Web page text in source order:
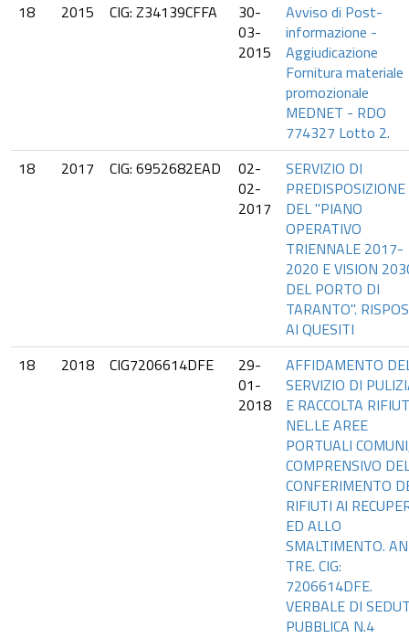
18
2015 CIG: Z34139CFFA
30-
03-
2015
Avviso di Post-
informazione -
Aggiudicazione
Fornitura materiale
promozionale
MEDNET - RDO
774327 Lotto 2.
18
2017 CIG: 6952682EAD
02-
02-
2017
SERVIZIO DI
PREDISPOSIZIONE
DEL "PIANO
OPERATIVO
TRIENNALE 2017-
2020 E VISION
DEL PORTO DI
TARANTO".
AI QUESITI
18
2018 CIG7206614DFE
29-
01-
2018
AFFIDAMENTO
SERVIZIO DI
E RACCOLTA
NEL.LE AREE
PORTUALI
COMPRENSIVO
CONFERIMENTO
RIFIUTI Al
ED ALLO
SMALTIMENTO.
TRE. CIG:
7206614DFE.
VERBALE DI
PUBBLICA N.4